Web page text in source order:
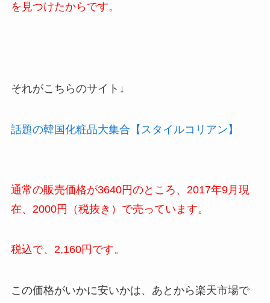
を見つけたからです。
それがこちらのサイト↓
話題の韓国化粧品大集合【スタイルコリアン】
通常の販売価格が3640円のところ、2017年9月現
在、2000円（税抜き）で売っています。
税込で、2,160円です。
この価格がいかに安いかは、あとから楽天市場で